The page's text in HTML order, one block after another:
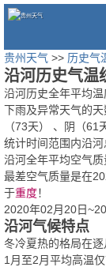
贵州天气 >> 历史气
沿河历史气温
沿河历史全年平均温
下雨及异常天气的天
（73天） 、阴（61
统计时间范围内沿河
沿河全年平均空气质
最差空气质量是在
于重度！
2020年02月20日
沿河气候特点
冬冷夏热的格局在逐
1月至2月平均高温